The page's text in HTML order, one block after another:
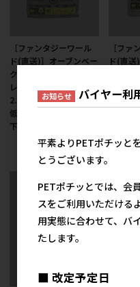
［ファンタジーワール
ド(直送)］オーブンベー
クド トラディション グ
レインフリー チキン
2.27kg ※発注単位・最
低ご購入金額にご注意
下さい
参考上代 7,800円
［ファ
ド(直送
ャット
フリー
参
お知らせ バイヤー利
平素よりPETポチッと
とうございます。
PETポチッとでは、会
スをご利用いただける
用実態に合わせて、バ
たします。
■ 改定予定日